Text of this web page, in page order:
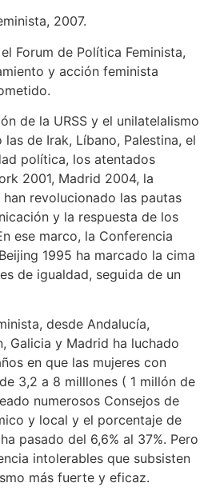
2007.
Forum de Política Feminista,
y acción feminista
de la URSS y el unilatelalismo
de Irak, Líbano, Palestina, el
política, los atentados
2001, Madrid 2004, la
revolucionado las pautas
y la respuesta de los
ese marco, la Conferencia
1995 ha marcado la cima
de igualdad, seguida de un
desde Andalucía,
Galicia y Madrid ha luchado
en que las mujeres con
3,2 a 8 milllones ( 1 millón de
numerosos Consejos de
y local y el porcentaje de
pasado del 6,6% al 37%. Pero
intolerables que subsisten
más fuerte y eficaz.